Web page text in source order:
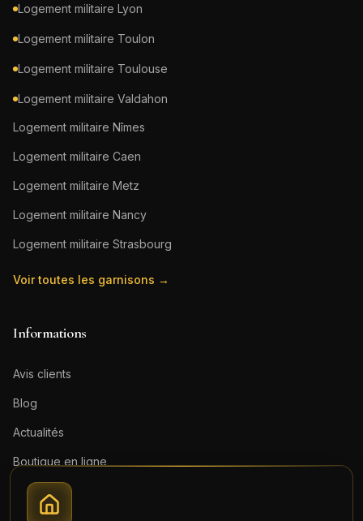
Logement militaire Lyon
Logement militaire Toulon
Logement militaire Toulouse
Logement militaire Valdahon
Logement militaire Nîmes
Logement militaire Caen
Logement militaire Metz
Logement militaire Nancy
Logement militaire Strasbourg
Voir toutes les garnisons →
Informations
Avis clients
Blog
Actualités
Boutique en ligne
Contact